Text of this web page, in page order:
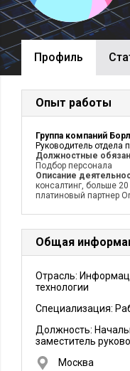
Профиль
Опыт работы
Группа компаний
Руководитель отдела
Должностные
Подбор персонала
Описание
консалтинг, больше
платиновый партнер
Общая
Отрасль:
технологии
Специализация:
Должность:
заместитель
Москва